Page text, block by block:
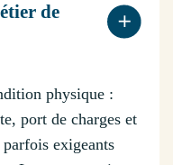
de
physique :
port de charges et
exigeants